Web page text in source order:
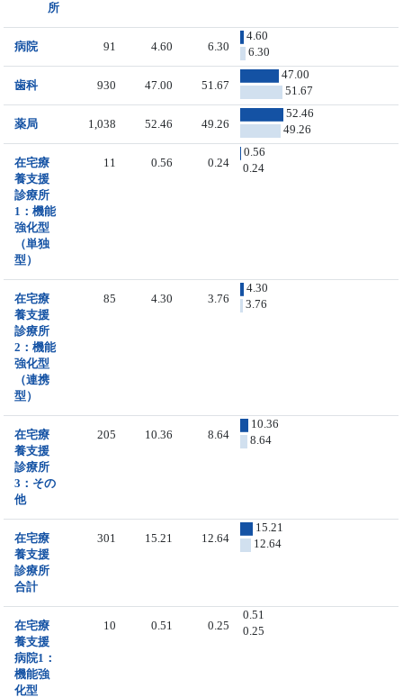
所
病院 91 4.60 6.30
4.60
6.30
歯科 930 47.00 51.67
47.00
51.67
薬局 1,038 52.46 49.26
52.46
49.26
在宅療
養支援
診療所
1：機能
強化型
（単独
型）
11 0.56 0.24
0.56
0.24
在宅療
養支援
診療所
2：機能
強化型
（連携
型）
85 4.30 3.76
4.30
3.76
在宅療
養支援
診療所
3：その
他
205 10.36 8.64
10.36
8.64
在宅療
養支援
診療所
合計
301 15.21 12.64
15.21
12.64
在宅療
養支援
病院1：
機能強
化型
10 0.51 0.25
0.51
0.25